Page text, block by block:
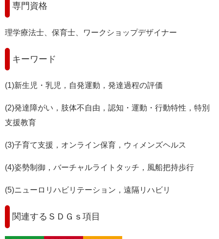
専門資格
理学療法士、保育士、ワークショップデザイナー
キーワード
(1)新生児・乳児，自発運動，発達過程の評価
(2)発達障がい，肢体不自由，認知・運動・行動特性，特別
支援教育
(3)子育て支援，オンライン保育，ウィメンズヘルス
(4)姿勢制御，バーチャルライトタッチ，風船把持歩行
(5)ニューロリハビリテーション，遠隔リハビリ
関連するＳＤＧｓ項目